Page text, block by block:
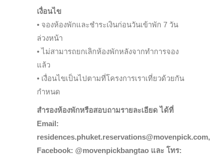
เงื่อนไข
• จองห้องพักและชำระเงินก่อนวันเข้าพัก 7 วัน
ล่วงหน้า
• ไม่สามารถยกเลิกห้องพักหลังจากทำการจอง
แล้ว
• เงื่อนไขเป็นไปตามที่โครงการเราเที่ยวด้วยกัน
กำหนด
สำรองห้องพักหรือสอบถามรายละเอียด ได้ที่
Email:
residences.phuket.reservations@movenpick.com,
Facebook: @movenpickbangtao และ โทร: